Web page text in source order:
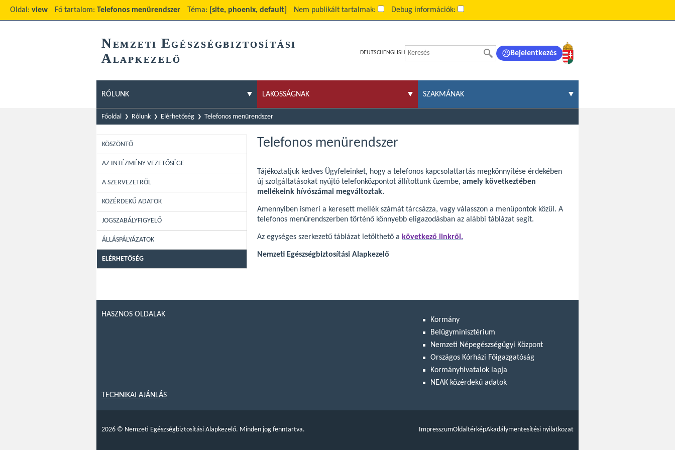
Oldal: view Fő tartalom: Telefonos menürendszer Téma: [site, phoenix, default] Nem publikált tartalmak: Debug információk:
NEMZETI EGÉSZSÉGBIZTOSÍTÁSI
ALAPKEZELŐ
DEUTSCH ENGLISH Bejelentkezés
RÓLUNK LAKOSSÁGNAK SZAKMÁNAK
Főoldal Rólunk Elérhetőség Telefonos menürendszer
KÖSZÖNTŐ
AZ INTÉZMÉNY VEZETŐSÉGE
A SZERVEZETRŐL
KÖZÉRDEKŰ ADATOK
JOGSZABÁLYFIGYELŐ
ÁLLÁSPÁLYÁZATOK
ELÉRHETŐSÉG
Telefonos menürendszer
Tájékoztatjuk kedves Ügyfeleinket, hogy a telefonos kapcsolattartás megkönnyítése érdekében
új szolgáltatásokat nyújtó telefonközpontot állítottunk üzembe, amely következtében
mellékeink hívószámai megváltoztak.
Amennyiben ismeri a keresett mellék számát tárcsázza, vagy válasszon a menüpontok közül. A
telefonos menürendszerben történő könnyebb eligazodásban az alábbi táblázat segít.
Az egységes szerkezetű táblázat letölthető a következő linkről.
Nemzeti Egészségbiztosítási Alapkezelő
HASZNOS OLDALAK
Kormány
Belügyminisztérium
Nemzeti Népegészségügyi Központ
Országos Kórházi Főigazgatóság
Kormányhivatalok lapja
NEAK közérdekű adatok
TECHNIKAI AJÁNLÁS
2026 © Nemzeti Egészségbiztosítási Alapkezelő. Minden jog fenntartva. ImpresszumOldaltérképAkadálymentesítési nyilatkozat